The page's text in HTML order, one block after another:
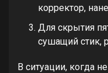
корректор,
Для скрытия
сушащий стик,
В ситуации, когда